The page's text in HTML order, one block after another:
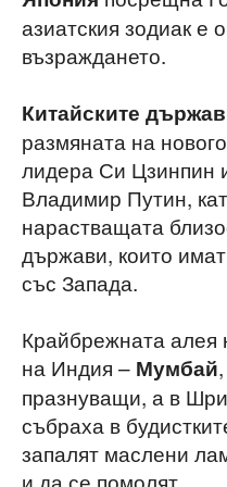
азиатския зодиак е
възраждането.
Китайските
размяната на
лидера Си Цзинпин
Владимир Путин,
нарастващата
държави, които
със Запада.
Крайбрежната
на Индия – Мумбай
празнуващи, а в
събраха в
запалят маслени
и да се помолят.